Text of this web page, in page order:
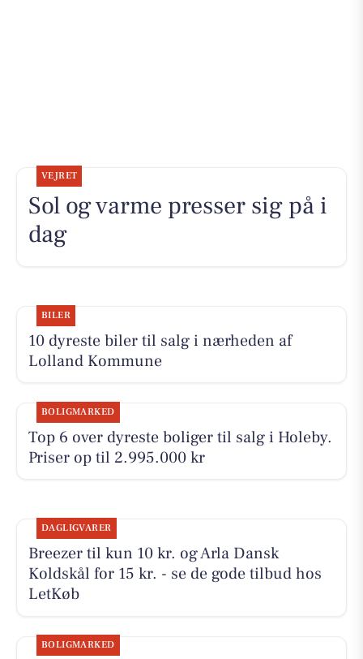
VEJRET
Sol og varme presser sig på i
dag
BILER
10 dyreste biler til salg i nærheden af
Lolland Kommune
BOLIGMARKED
Top 6 over dyreste boliger til salg i Holeby.
Priser op til 2.995.000 kr
DAGLIGVARER
Breezer til kun 10 kr. og Arla Dansk
Koldskål for 15 kr. - se de gode tilbud hos
LetKøb
BOLIGMARKED